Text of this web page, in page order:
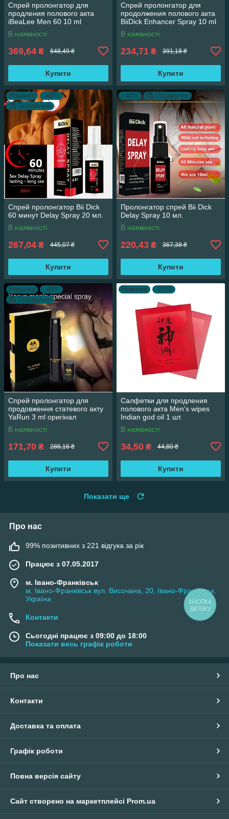
Спрей пролонгатор для
продления полового акта
iBeaLee Men 60 10 ml
оригинал
В наявності
369,64 ₴ 648,49 ₴
Купити
Спрей пролонгатор для
продолжения полового акта
BiiDick Enhancer Spray 10 ml
В наявності
234,71 ₴ 391,18 ₴
Купити
Новинка
–40%
Подарунок
Спрей пролонгатор Bii Dick
60 минут Delay Spray 20 мл.
В наявності
267,04 ₴ 445,07 ₴
Купити
–40% Подарунок
Пролонгатор спрей Bii Dick
Delay Spray 10 мл.
В наявності
220,43 ₴ 367,38 ₴
Купити
Новинка
–40%
Подарунок
Спрей пролонгатор для
продовження статевого акту
YaRun 3 ml оригінал
В наявності
171,70 ₴ 286,16 ₴
Купити
Новинка –23%
Салфетки для продления
полового акта Men's wipes
Indian god oil 1 шт.
В наявності
34,50 ₴ 44,80 ₴
Купити
Показати ще
Про нас
99% позитивних з 221 відгука за рік
Працює з 07.05.2017
м. Івано-Франківськ
м. Івано-Франківськ вул. Височана, 20, Івано-Франківськ,
Україна
Контакти
Сьогодні працює з 09:00 до 18:00
Показати весь графік роботи
Про нас
Контакти
Доставка та оплата
Графік роботи
Повна версія сайту
Сайт створено на маркетплейсі Prom.ua
КНОПКА
ЗВ'ЯЗКУ